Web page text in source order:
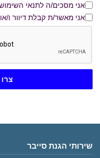
אני מסכים/ה לתנאי
אני מסכים/ה לתנאי
אני מאשר/ת קבלת דיוור ו/
אני מאשר/ת קבלת דיוור ו/
שירותי הגנת סייבר